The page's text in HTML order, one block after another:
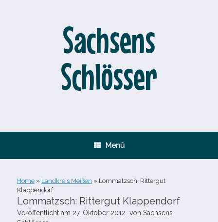
Sachsens
Schlösser
Menü
Home » Landkreis Meißen » Lommatzsch: Rittergut
Klappendorf
Lommatzsch: Rittergut Klappendorf
Veröffentlicht am 27. Oktober 2012 von Sachsens